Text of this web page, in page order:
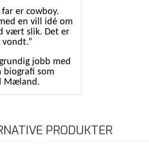
er cowboy.
en vill idé om
vært slik. Det er
jobb med
biografi som
Mæland.
PRODUKTER